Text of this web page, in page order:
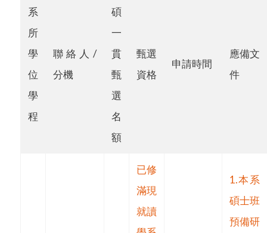
系
所
學
位
學
程
聯絡人/
分機
碩
一
貫
甄
選
名
額
甄選
資格
申請時間
應備文
件
已修
滿現
就讀
1.本系
碩士班
預備研